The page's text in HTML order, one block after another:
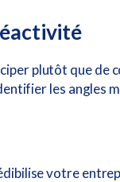
plutôt que
les angles
votre